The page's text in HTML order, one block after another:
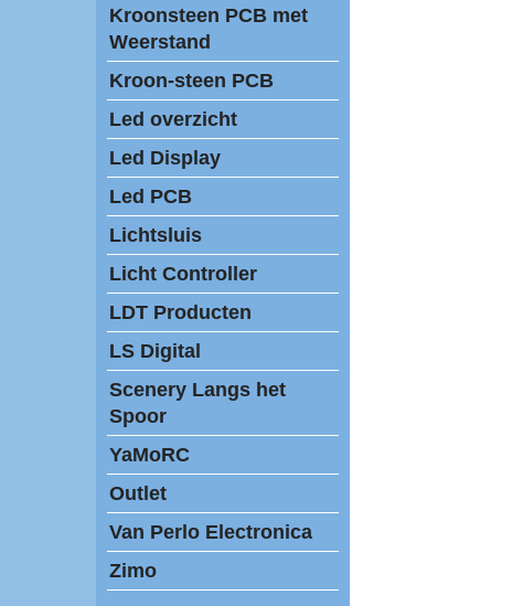
Kroonsteen PCB met
Weerstand
Kroon-steen PCB
Led overzicht
Led Display
Led PCB
Lichtsluis
Licht Controller
LDT Producten
LS Digital
Scenery Langs het
Spoor
YaMoRC
Outlet
Van Perlo Electronica
Zimo